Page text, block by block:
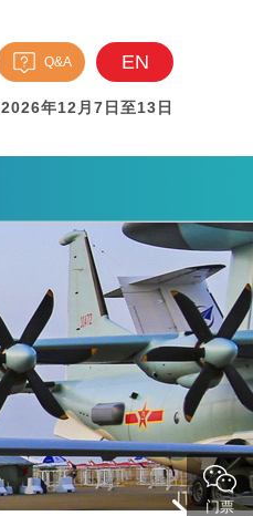
Q&A EN
2026年12月7日至13日
门票